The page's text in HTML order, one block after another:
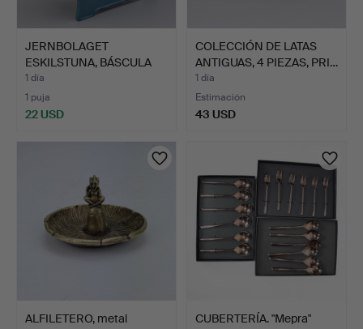
JERNBOLAGET
ESKILSTUNA, BÁSCULA
DE COCINA …
1 día
1 puja
22 USD
COLECCIÓN DE LATAS
ANTIGUAS, 4 PIEZAS, PRI…
1 día
Estimación
43 USD
ALFILETERO, metal
CUBERTERÍA. "Mepra"